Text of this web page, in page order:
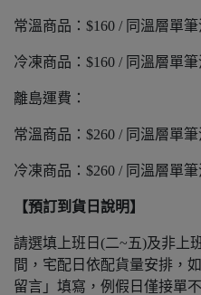
常溫商品：$160 / 同溫層單
冷凍商品：$160 / 同溫層單
離島運費：
常溫商品：$260 / 同溫層單
冷凍商品：$260 / 同溫層單
【預訂到貨日說明】
請選填上班日(二~五)及非上
間，宅配日依配貨量安排，
留言」填寫，例假日僅接單